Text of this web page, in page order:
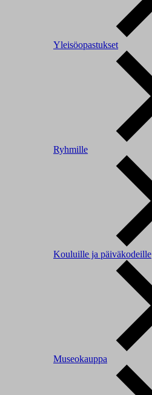
Yleisöopastukset
Ryhmille
Kouluille ja päiväkodeille
Museokauppa